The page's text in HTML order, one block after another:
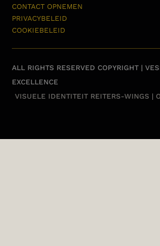
CONTACT OPNEMEN
PRIVACYBELEID
COOKIEBELEID
ALL RIGHTS RESERVED COPYRIGHT |
EXCELLENCE
VISUELE IDENTITEIT REITERS-WINGS |